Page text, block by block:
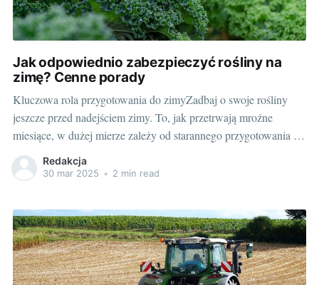
Jak odpowiednio zabezpieczyć rośliny na
zimę? Cenne porady
Kluczowa rola przygotowania do zimyZadbaj o swoje rośliny
jeszcze przed nadejściem zimy. To, jak przetrwają mroźne
miesiące, w dużej mierze zależy od starannego przygotowania w
okresie jesieni. Oto kilka kluczowych kwestii na temat
zabezpieczania roślin na zimę, które z pewnością okazują się
zabezpieczyć swoje
Redakcja
30 mar 2025 • 2 min read